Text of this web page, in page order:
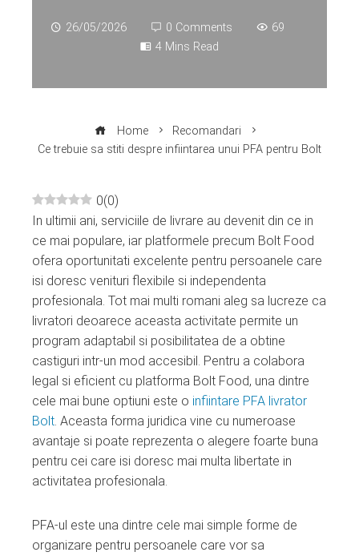
26/05/2026 0 Comments
69
4 Mins Read
Home
Recomandari
Ce trebuie sa stiti despre infiintarea unui PFA pentru Bolt
0(0)
In ultimii ani, serviciile de livrare au devenit din ce in
ce mai populare, iar platformele precum Bolt Food
ofera oportunitati excelente pentru persoanele care
isi doresc venituri flexibile si independenta
profesionala. Tot mai multi romani aleg sa lucreze ca
livratori deoarece aceasta activitate permite un
program adaptabil si posibilitatea de a obtine
castiguri intr-un mod accesibil. Pentru a colabora
legal si eficient cu platforma Bolt Food, una dintre
cele mai bune optiuni este o infiintare PFA livrator
Bolt. Aceasta forma juridica vine cu numeroase
avantaje si poate reprezenta o alegere foarte buna
pentru cei care isi doresc mai multa libertate in
activitatea profesionala.
PFA-ul este una dintre cele mai simple forme de
organizare pentru persoanele care vor sa